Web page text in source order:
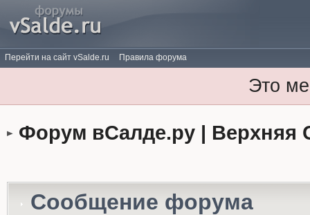
Перейти на сайт vSalde.ru Правила форума
Это
Форум вСалде.ру | Верхняя
Сообщение форума